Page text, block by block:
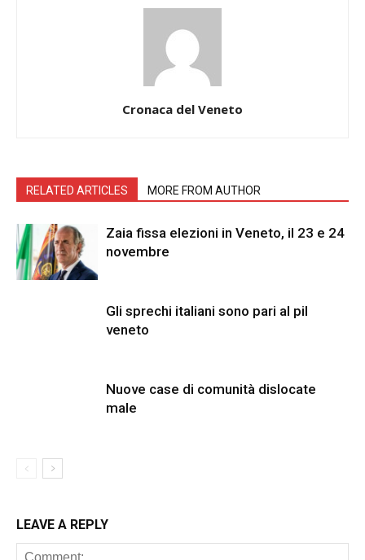
Cronaca del Veneto
RELATED ARTICLES MORE FROM AUTHOR
Zaia fissa elezioni in Veneto, il 23 e 24
novembre
Gli sprechi italiani sono pari al pil
veneto
Nuove case di comunità dislocate
male
LEAVE A REPLY